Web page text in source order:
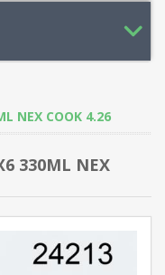
NEX COOK 4.26
330ML NEX